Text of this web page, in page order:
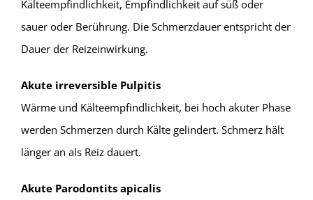
Kälteempfindlichkeit, Empfindlichkeit auf süß oder
sauer oder Berührung. Die Schmerzdauer entspricht der
Dauer der Reizeinwirkung.
Akute irreversible Pulpitis
Wärme und Kälteempfindlichkeit, bei hoch akuter Phase
werden Schmerzen durch Kälte gelindert. Schmerz hält
länger an als Reiz dauert.
Akute Parodontits apicalis